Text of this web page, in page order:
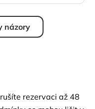
názory
rezervaci až 48